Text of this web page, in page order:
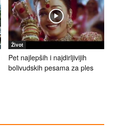
Život
Pet najlepših i najdirljivijih
bolivudskih pesama za ples